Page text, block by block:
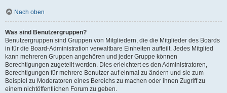
Nach oben
Was sind Benutzergruppen?
Benutzergruppen sind Gruppen von Mitgliedern, die die Mitglieder des Boards
in für die Board-Administration verwaltbare Einheiten aufteilt. Jedes Mitglied
kann mehreren Gruppen angehören und jeder Gruppe können
Berechtigungen zugeteilt werden. Dies erleichtert es den Administratoren,
Berechtigungen für mehrere Benutzer auf einmal zu ändern und sie zum
Beispiel zu Moderatoren eines Bereichs zu machen oder ihnen Zugriff zu
einem nichtöffentlichen Forum zu geben.